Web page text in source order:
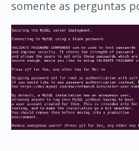
somente as perguntas